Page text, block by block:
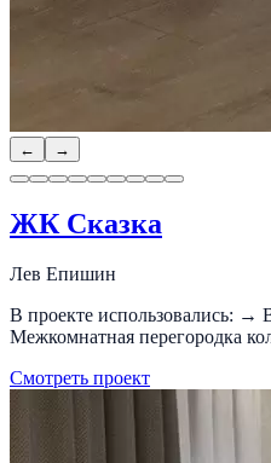
← →
ЖК Сказка
Лев Епишин
В проекте использовались:
Межкомнатная перегородка
Смотреть проект